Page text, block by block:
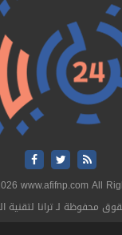
www.afifnp.com All
محفوظة لـ ترانا لتقنية